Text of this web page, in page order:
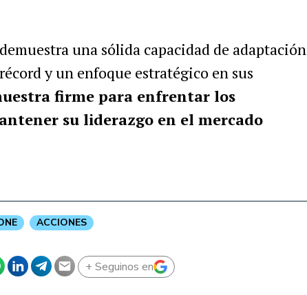
una sólida capacidad de adaptación
y un enfoque estratégico en sus
firme para enfrentar los
su liderazgo en el mercado
ACCIONES
+ Seguinos en